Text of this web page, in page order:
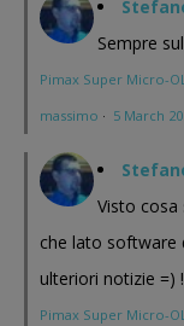
Sempre
Pimax Super Micro-
massimo · 5 March
Visto cosa
che lato software
ulteriori notizie =)
Pimax Super Micro-